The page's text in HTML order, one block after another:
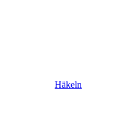
Häkeln